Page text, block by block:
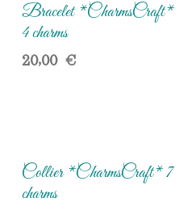
Bracelet *CharmsCraft*
4 charms
20,00€
Collier *CharmsCraft* 7
charms